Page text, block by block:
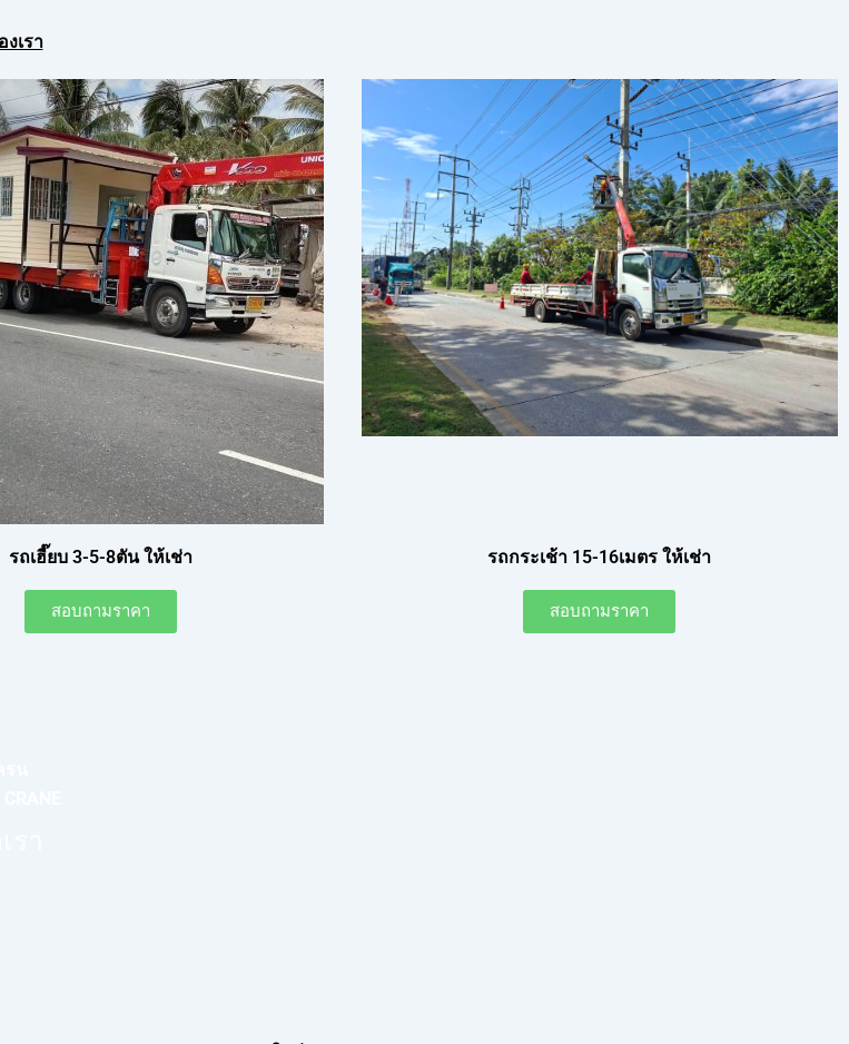
เรา
รถเฮี๊ยบ 3-5-8ตัน ให้เช่า รถกระเช้า 15-16เมตร ให้เช่า
สอบถามราคา สอบถามราคา